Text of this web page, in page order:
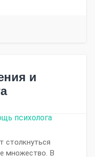
и
столкнуться
множество. В